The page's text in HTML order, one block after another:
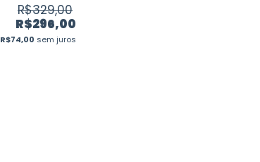
R$329,00
R$296,00
R$74,00 sem juros